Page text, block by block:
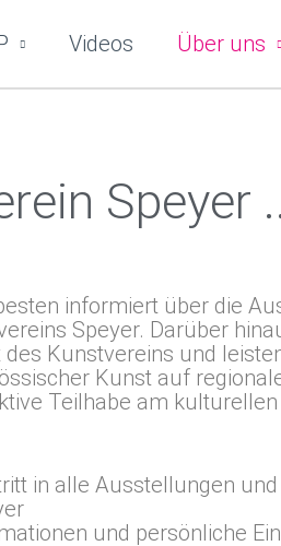
Videos Über uns
Speyer
informiert über die
Speyer. Darüber
Kunstvereins und
Kunst auf
Teilhabe am
in alle Ausstellungen
und persönliche